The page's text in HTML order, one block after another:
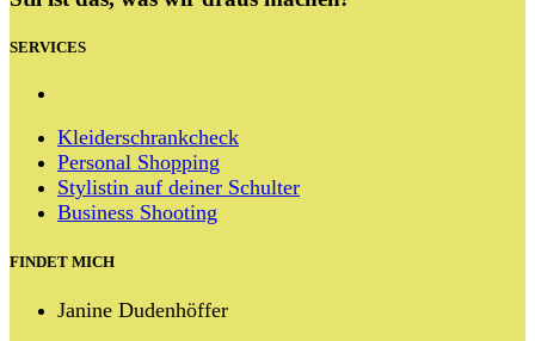
SERVICES
Kleiderschrankcheck
Personal Shopping
Stylistin auf deiner Schulter
Business Shooting
FINDET MICH
Janine Dudenhöffer